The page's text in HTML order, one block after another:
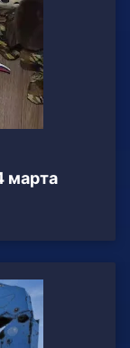
марта